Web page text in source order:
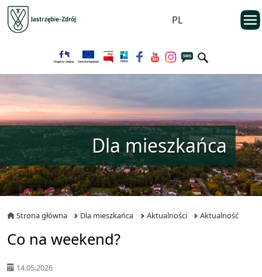
Przejdź do menu głównego
Przejdź do treści
PL
Dla mieszkańca
Strona główna Dla mieszkańca Aktualności Aktualność
Co na weekend?
14.05.2026